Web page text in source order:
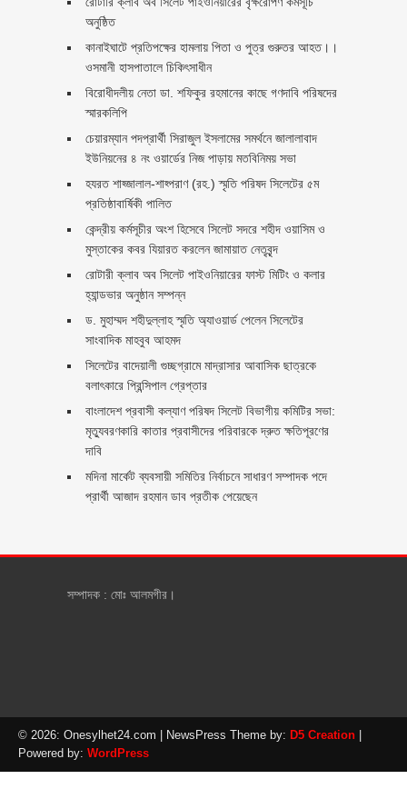
অনুষ্ঠিত
কানাইঘাটে প্রতিপক্ষের হামলায় পিতা ও পুত্র গুরুতর আহত।।
ওসমানী হাসপাতালে চিকিৎসাধীন
বিরোধীদলীয় নেতা ডা. শফিকুর রহমানের কাছে গণদাবি পরিষদের
স্মারকলিপি ‎
চেয়ারম্যান পদপ্রার্থী সিরাজুল ইসলামের সমর্থনে জালালাবাদ
ইউনিয়নের ৪ নং ওয়ার্ডের নিজ পাড়ায় মতবিনিময় সভা
হযরত শাহ্জালাল-শাহ্পরাণ (রহ.) স্মৃতি পরিষদ সিলেটের ৫ম
প্রতিষ্ঠাবার্ষিকী পালিত ‎​
কেন্দ্রীয় কর্মসূচীর অংশ হিসেবে সিলেট সদরে শহীদ ওয়াসিম ও
মুস্তাকের কবর যিয়ারত করলেন জামায়াত নেতৃবৃন্দ ‎
রোটারী ক্লাব অব সিলেট পাইওনিয়ারের ফাস্ট মিটিং ও কলার
হ্যান্ডভার অনুষ্ঠান সম্পন্ন
ড. মুহাম্মদ শহীদুল্লাহ স্মৃতি অ্যাওয়ার্ড পেলেন সিলেটের
সাংবাদিক মাহবুব আহমদ
সিলেটের বাদেয়ালী গুচ্ছগ্রামে মাদ্রাসার আবাসিক ছাত্রকে
বলাৎকারে প্রিন্সিপাল গ্রেপ্তার ‎
বাংলাদেশ প্রবাসী কল্যাণ পরিষদ সিলেট বিভাগীয় কমিটির সভা:
মৃত্যুবরণকারি কাতার প্রবাসীদের পরিবারকে দ্রুত ক্ষতিপূরণের
দাবি
মদিনা মার্কেট ব্যবসায়ী সমিতির নির্বাচনে সাধারণ সম্পাদক পদে
প্রার্থী আজাদ রহমান ডাব প্রতীক পেয়েছেন ‎
সম্পাদক : মোঃ আলমগীর।
© 2026: Onesylhet24.com | NewsPress Theme by: D5 Creation
Powered by: WordPress